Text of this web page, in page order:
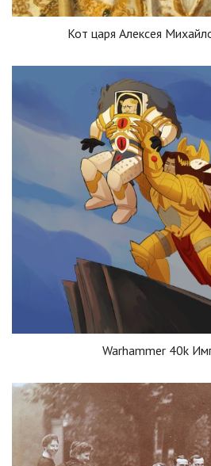
Кот царя Алексея
Warhammer 40k